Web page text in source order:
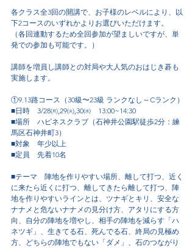
各クラス全3回の開講で、お子様のレベルにより、以
下2コースのいずれかよりお選びいただけます。
（各回連動するため全回参加が望ましいですが、単
発での参加も可能です。）
講師を増員し講師との対局や大人気のおはじき碁も
実施します。
①9.13路コース（30級〜23級 ランクなし～Cランク）
■日時　3/28㈪,29㈫,30㈬　13:00~14:30
■場所　ハピネスクラブ（石神井公園駅徒歩2分：練
馬区石神井町3）
■対象　年少以上
■定員　先着10名
■テーマ　陣地を作りやすい場所、離して打つ、近く
に来たら近くに打つ、離してきたら離して打つ、陣
地を作りやすいラインとは、ツナギとキリ、安全な
ナナメと危ないナナメの見分け方、アタリにする方
向、自分の陣地を増やし、相手の陣地を減らす「ハ
ネツギ」、生きてる石、死んでる石、終局の見極め
方、どちらの陣地でもない「ダメ」、石のつながり